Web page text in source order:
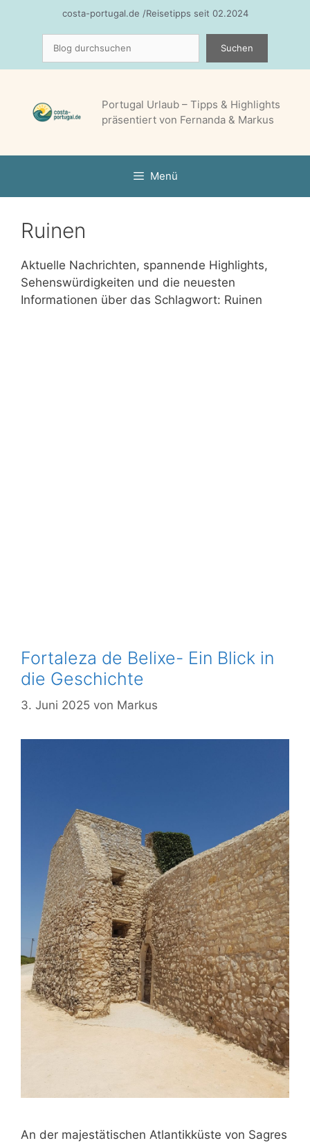
costa-portugal.de /Reisetipps seit 02.2024
Suchen
Portugal Urlaub – Tipps & Highlights
präsentiert von Fernanda & Markus
Menü
Ruinen
Aktuelle Nachrichten, spannende Highlights,
Sehenswürdigkeiten und die neuesten
Informationen über das Schlagwort: Ruinen
Fortaleza de Belixe- Ein Blick in
die Geschichte
3. Juni 2025 von Markus
An der majestätischen Atlantikküste von Sagres